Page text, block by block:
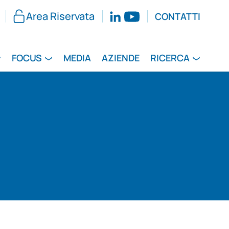
Area Riservata CONTATTI
FOCUS MEDIA AZIENDE RICERCA